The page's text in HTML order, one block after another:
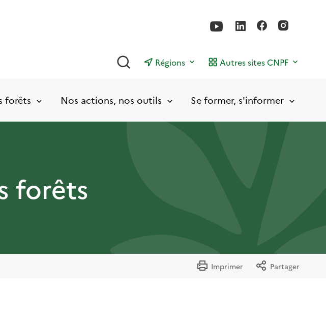
Rechercher
Régions Autres sites CNPF
forêts Nos actions, nos outils Se former, s'informer
forêts
Imprimer Partager